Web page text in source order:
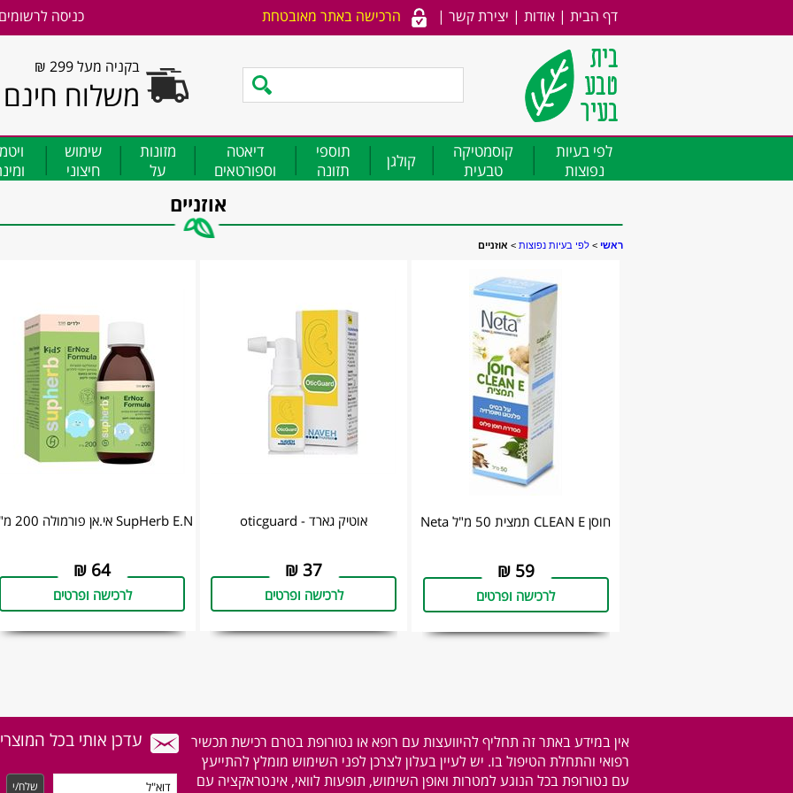
דף הבית | אודות | יצירת קשר | הרכישה באתר מאובטחת כניסה לרשומים
בקניה מעל 299 ₪
משלוח חינם
לפי בעיות
נפוצות
קוסמטיקה
טבעית
קולגן
תוספי
תזונה
דיאטה
וספורטאים
מזונות
על
שימוש
חיצוני
אוזניים
ראשי > לפי בעיות נפוצות > אוזניים
חוסן CLEAN E תמצית 50 מ"ל Neta
59
₪
לרכישה ופרטים
אוטיק גארד - oticguard
37
₪
לרכישה ופרטים
SupHerb E.N אי.אן פורמולה 200 מ"ל
64
₪
לרכישה ופרטים
אין במידע באתר זה תחליף להיוועצות עם רופא או נטורופת בטרם רכישת תכשיר
רפואי והתחלת הטיפול בו. יש לעיין בעלון לצרכן לפני השימוש מומלץ להתייעץ
עם נטורופת בכל הנוגע למטרות ואופן השימוש, תופעות לוואי, אינטראקציה עם
עדכן אותי בכל